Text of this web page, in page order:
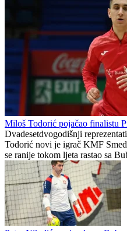
Zašto su Crnogorci spustili
glave prije utakmice na SP-
u u Zagrebu?
Premijer liga BiH - play off
0 0